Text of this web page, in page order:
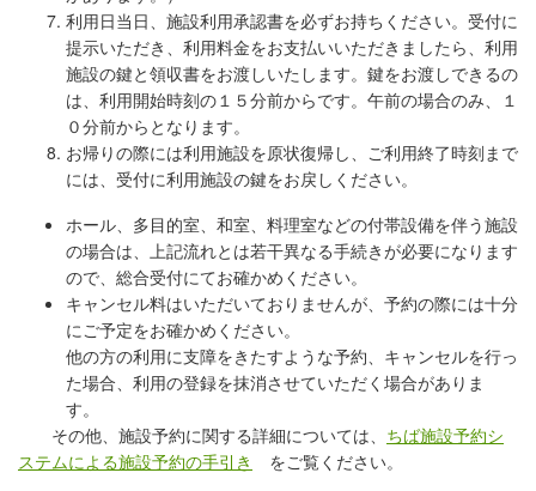
利用日当日、 施設利用承認書を必ずお持ちください。 受付に
提示いただき、利用料金をお支払いいただきましたら、利用
施設の鍵と領収書をお渡しいたします。鍵をお渡しできるの
は、利用開始時刻の１５分前からです。午前の場合のみ、
１
０分前からとなります。
お帰りの際には利用施設を原状復帰し、 ご利用終了時刻まで
には、受付に利用施設の鍵をお戻しください。
ホール、多目的室、和室、料理室などの付帯設備を伴う施設
の場合は、上記流れとは若干異なる手続きが必要になります
ので、総合受付にてお確かめください。
キャンセル料はいただいておりませんが、予約の際には十分
にご予定をお確かめください。
他の方の利用に支障をきたすような予約、キャンセルを行っ
た場合、利用の登録を抹消させていただく場合がありま
す。
その他、施設予約に関する詳細については、 ちば施設予約シ
ステムによる施設予約の手引き
をご覧ください。